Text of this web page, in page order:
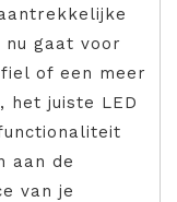
gaat voor
of een meer
het juiste LED
aan de
van je